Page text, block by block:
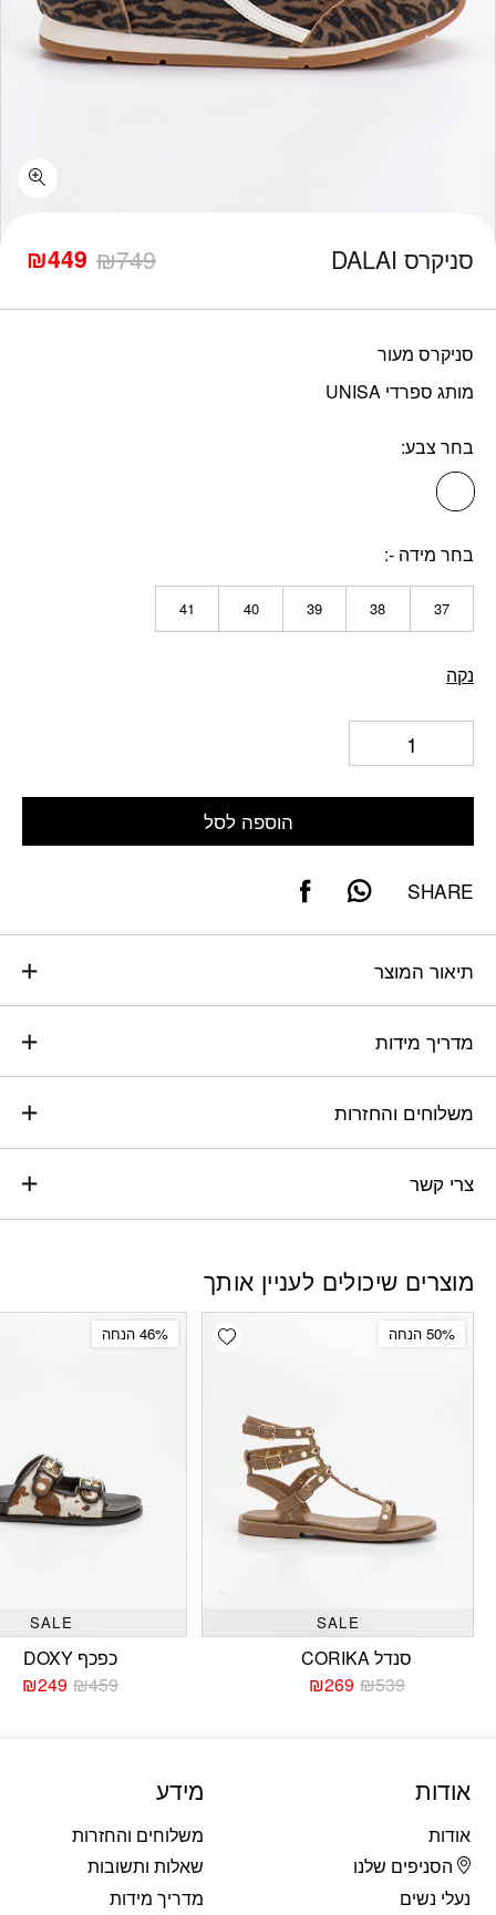
סניקרס DALAI ₪749
המחיר
המקורי
₪449 המחיר
הנוכחי
סניקרס מעור
מותג ספרדי UNISA
בחר צבע
בחר מידה -
37
38
39
40
41
נקה
הוספה לסל
SHARE
תיאור המוצר
מדריך מידות
משלוחים והחזרות
צרי קשר
מוצרים שיכולים לעניין אותך
Add wishlist 50% הנחה
SALE
סנדל CORIKA
₪539
המחיר
₪269המחיר
46% הנחה
SALE
כפכף DOXY
₪459
₪249
אודות
אודות
הסניפים שלנו
נעלי נשים
מידע
משלוחים והחזרות
שאלות ותשובות
מדריך מידות